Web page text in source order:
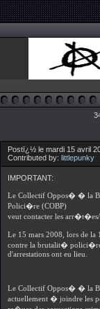
Postï¿½ le mardi 15 avril
Contributed by: littlepunky
IMPORTANT:
Le Collectif Oppos� � la
Polici�re (COBP)
veut contacter les
Le 15 mars 2008, lors de
contre la brutalit�
d'arrestations ont eu lieu.
Le Collectif Oppos� � la
actuellement � joindre les